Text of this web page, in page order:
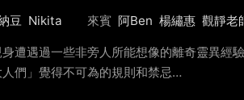
豆 Nikita 來賓 阿Ben 楊繡惠 觀靜老
遭遇過一些非旁人所能想像的離奇靈異
們」覺得不可為的規則和禁忌…